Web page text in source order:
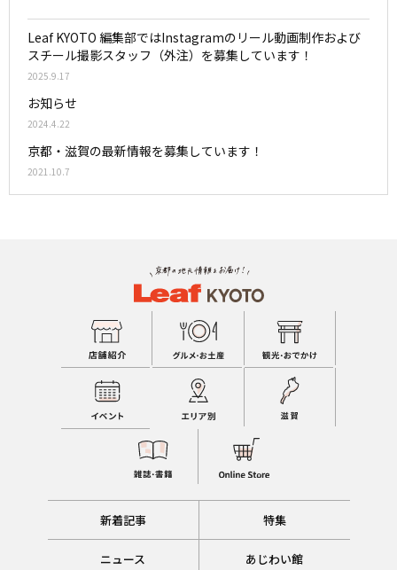
Leaf KYOTO 編集部ではInstagramのリール動画制作および
スチール撮影スタッフ（外注）を募集しています！
2025.9.17
お知らせ
2024.4.22
京都・滋賀の最新情報を募集しています！
2021.10.7
新着記事 特集
ニュース あじわい館